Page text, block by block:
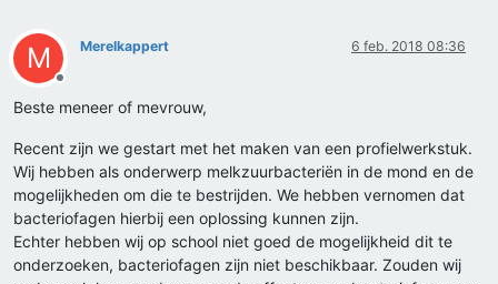
M
Offline
Merelkappert 6 feb. 2018 08:36
Beste meneer of mevrouw,
Recent zijn we gestart met het maken van een profielwerkstuk.
Wij hebben als onderwerp melkzuurbacteriën in de mond en de
mogelijkheden om die te bestrijden. We hebben vernomen dat
bacteriofagen hierbij een oplossing kunnen zijn.
Echter hebben wij op school niet goed de mogelijkheid dit te
onderzoeken, bacteriofagen zijn niet beschikbaar. Zouden wij